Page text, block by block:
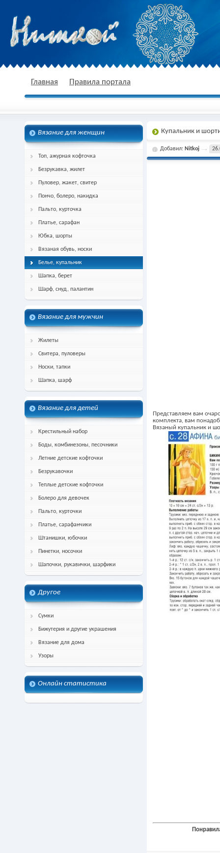
спицами, схема и описание
Главная Правила портала
Вязание для женщин
Топ, ажурная кофточка
Безрукавка, жилет
Пуловер, жакет, свитер
Пончо, болеро, накидка
Пальто, курточка
Платье, сарафан
Юбка, шорты
Вязаная обувь, носки
Белье, купальник
Шапка, берет
Шарф, снуд, палантин
Вязание для мужчин
Жилеты
Свитера, пуловеры
Носки, тапки
Шапка, шарф
Вязание для детей
Крестильный набор
Боды, комбинезоны, песочники
Летние детские кофточки
Безрукавочки
Теплые детские кофточки
Болеро для девочек
Пальто, курточки
Платье, сарафанчики
Штанишки, юбочки
Пинетки, носочки
Шапочки, рукавички, шарфики
Другое
Сумки
Бижутерия и другие украшения
Вязание для дома
Узоры
Онлайн статистика
Купальник и
Добавил: Nitkoj
Представляем вам
комплекта, вам
Вязаный купальник и